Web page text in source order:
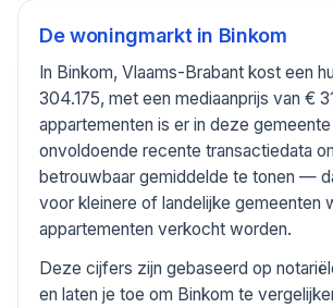
De woningmarkt in Binkom
In Binkom, Vlaams-Brabant kost een
304.175, met een mediaanprijs van €
appartementen is er in deze
onvoldoende recente transactiedata
betrouwbaar gemiddelde te tonen —
voor kleinere of landelijke gemeenten
appartementen verkocht worden.
Deze cijfers zijn gebaseerd op
en laten je toe om Binkom te